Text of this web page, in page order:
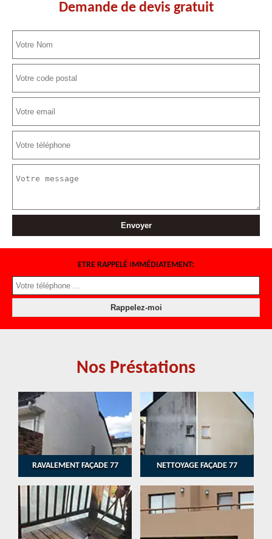
Demande de devis gratuit
ETRE RAPPELÉ IMMÉDIATEMENT:
Nos Préstations
RAVALEMENT FAÇADE 77 NETTOYAGE FAÇADE 77